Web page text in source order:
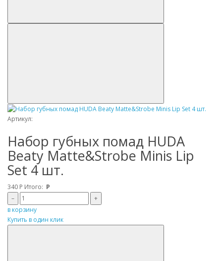
Артикул:
Набор губных помад HUDA
Beaty Matte&Strobe Minis Lip
Set 4 шт.
340 Р Итого: Р
–
+
в корзину
Купить в один клик